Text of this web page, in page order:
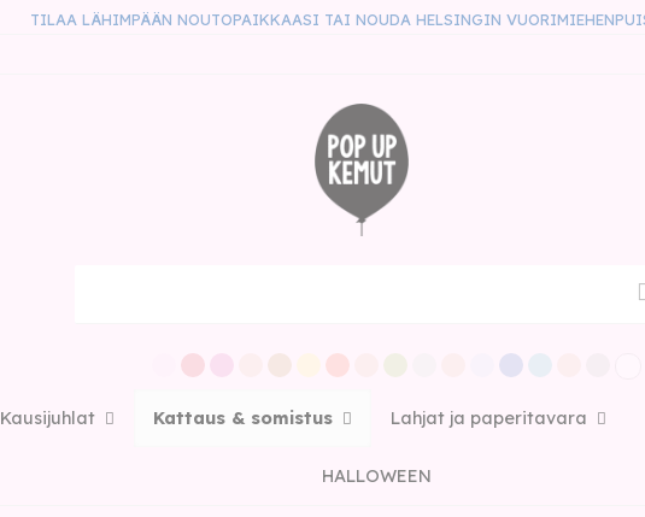
TILAA LÄHIMPÄÄN NOUTOPAIKKAASI TAI NOUDA HELSINGIN
Kausijuhlat Kattaus & somistus Lahjat ja paperitavara
HALLOWEEN